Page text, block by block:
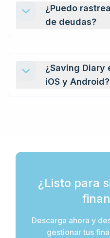
¿Puedo
de deudas?
¿Saving Diary
iOS y Android?
¿Listo para
Descarga ahora y
gestionar tus